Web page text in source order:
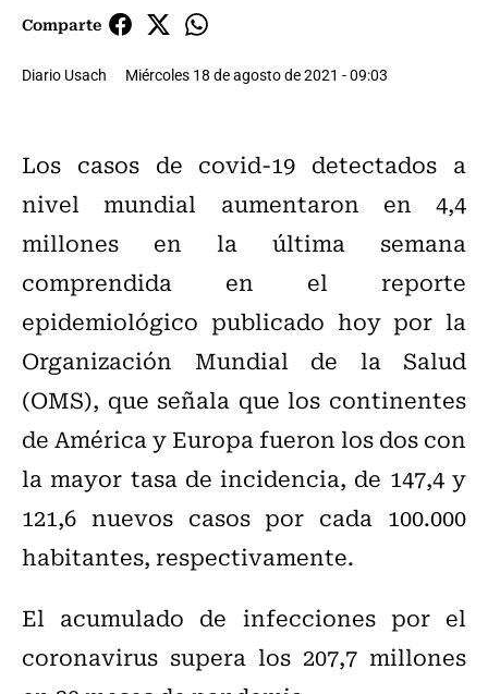
Comparte
Diario Usach Miércoles 18 de agosto de 2021 - 09:03
Los casos de covid-19 detectados a
nivel mundial aumentaron en 4,4
millones en la última semana
comprendida en el reporte
epidemiológico publicado hoy por la
Organización Mundial de la Salud
(OMS), que señala que los continentes
de América y Europa fueron los dos con
la mayor tasa de incidencia, de 147,4 y
121,6 nuevos casos por cada 100.000
habitantes, respectivamente.
El acumulado de infecciones por el
coronavirus supera los 207,7 millones